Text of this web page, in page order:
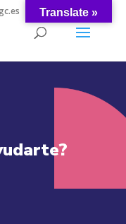
Translate »